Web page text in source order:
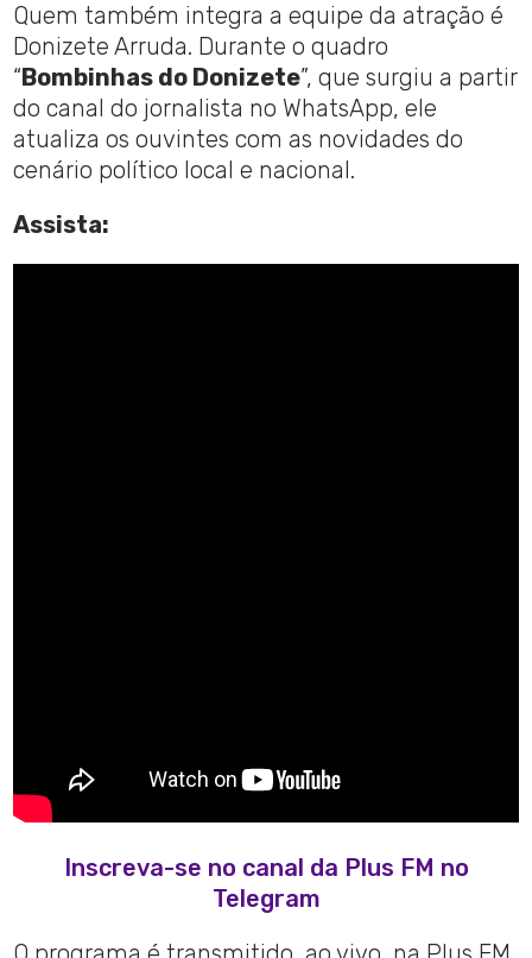
Quem também integra a equipe da atração é
Donizete Arruda. Durante o quadro
“ Bombinhas do Donizete”, que surgiu a partir
do canal do jornalista no WhatsApp, ele
atualiza os ouvintes com as novidades do
cenário político local e nacional.
Assista:
Inscreva-se no canal da Plus FM no
Telegram